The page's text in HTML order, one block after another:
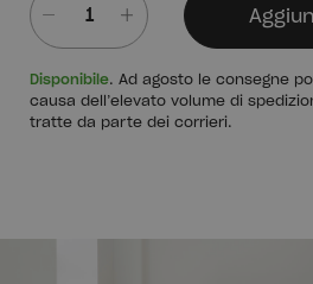
Disponibile. Ad agosto le consegne
causa dell’elevato volume di
tratte da parte dei corrieri.